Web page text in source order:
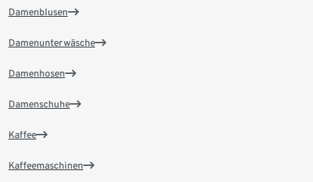
Damenblusen
Damenunterwäsche
Damenhosen
Damenschuhe
Kaffee
Kaffeemaschinen